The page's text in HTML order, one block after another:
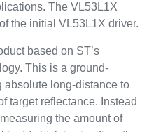
The VL53L1X
the initial VL53L1X driver.
based on ST’s
This is a ground-
long-distance to
target reflectance. Instead
the amount of